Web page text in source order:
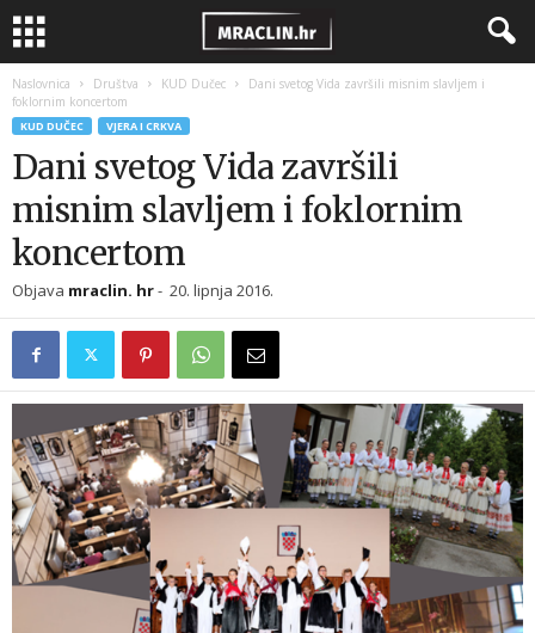
Naslovnica Društva KUD Dučec
Dani svetog Vida završili misnim slavljem i
foklornim koncertom
KUD DUČEC VJERA I CRKVA
Dani svetog Vida završili
misnim slavljem i foklornim
koncertom
Objava mraclin. hr- 20. lipnja 2016.